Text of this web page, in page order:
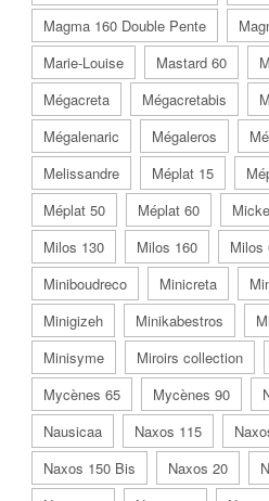
Magma 160 Double Pente
Marie-Louise
Mastard 60
Mégacreta
Mégacretabis
Mégalenaric
Mégaleros
Melissandre
Méplat 15
Méplat 50
Méplat 60
Milos 130
Milos 160 Milos
Miniboudreco
Minicreta
Minigizeh
Minikabestros
Minisyme
Miroirs collection
Mycènes 65
Mycènes 90
Nausicaa
Naxos 115
Naxos 150 Bis
Naxos 20